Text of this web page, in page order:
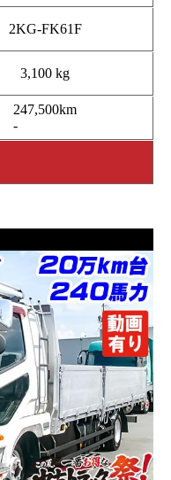
2KG-FK61F
3,100 kg
247,500km
-